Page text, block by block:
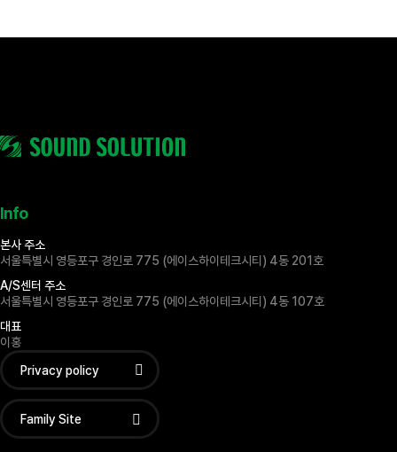
Info
본사 주소
서울특별시 영등포구 경인로 775 (에이스하이테크시티) 4동 201호
A/S센터 주소
서울특별시 영등포구 경인로 775 (에이스하이테크시티) 4동 107호
대표
이홍
Privacy policy
Family Site